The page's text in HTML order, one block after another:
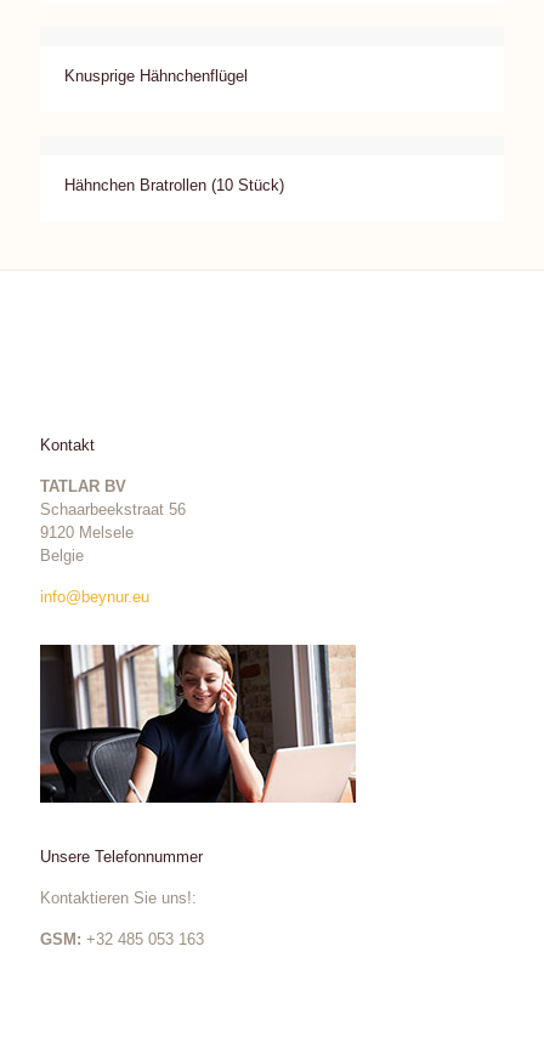
Knusprige Hähnchenflügel
Hähnchen Bratrollen (10 Stück)
Kontakt
TATLAR BV
Schaarbeekstraat 56
9120 Melsele
Belgie
info@beynur.eu
Unsere Telefonnummer
Kontaktieren Sie uns!:
GSM: +32 485 053 163